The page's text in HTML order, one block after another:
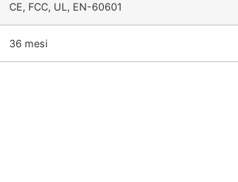
CE, FCC, UL, EN-60601
36 mesi